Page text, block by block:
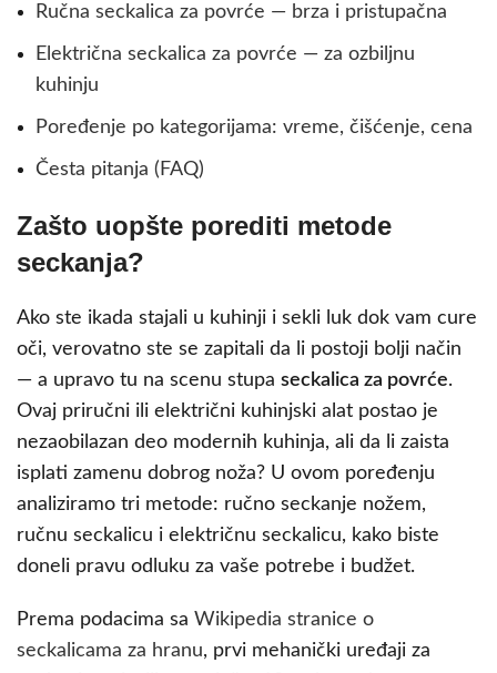
Ručna seckalica za povrće — brza i pristupačna
Električna seckalica za povrće — za ozbiljnu
kuhinju
Poređenje po kategorijama: vreme, čišćenje, cena
Česta pitanja (FAQ)
Zašto uopšte porediti metode
seckanja?
Ako ste ikada stajali u kuhinji i sekli luk dok vam cure
oči, verovatno ste se zapitali da li postoji bolji način
— a upravo tu na scenu stupa seckalica za povrće.
Ovaj priručni ili električni kuhinjski alat postao je
nezaobilazan deo modernih kuhinja, ali da li zaista
isplati zamenu dobrog noža? U ovom poređenju
analiziramo tri metode: ručno seckanje nožem,
ručnu seckalicu i električnu seckalicu, kako biste
doneli pravu odluku za vaše potrebe i budžet.
Prema podacima sa Wikipedia stranice o
seckalicama za hranu, prvi mehanički uređaji za